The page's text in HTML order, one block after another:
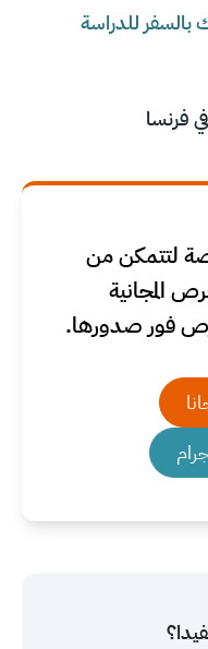
بالسفر للدراسة
لتتمكن من
المجانية
فور صدورها.